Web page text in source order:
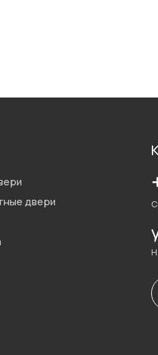
двери